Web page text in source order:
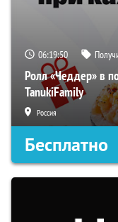
06:19:49
Ролл «Чеддер» в
TanukiFamily
Россия
Бесплатно